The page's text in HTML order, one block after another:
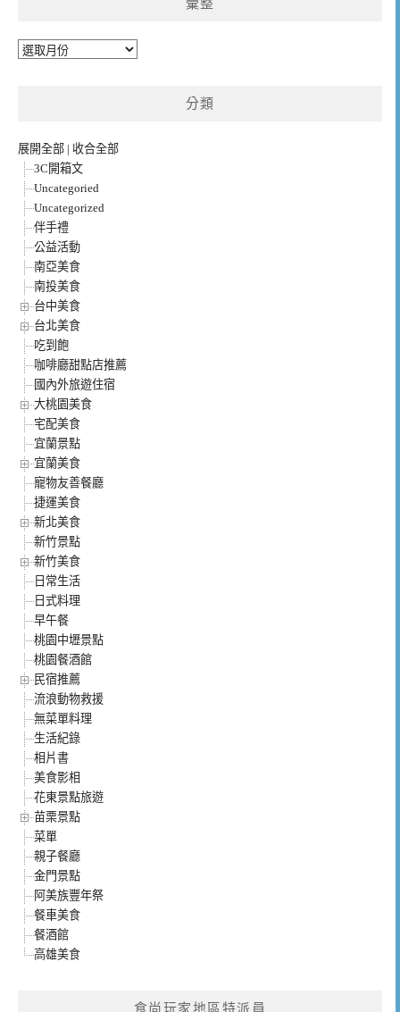
彙整
彙
分類
展開全部 | 收合全部
3C開箱文
Uncategoried
Uncategorized
伴手禮
公益活動
南亞美食
南投美食
台中美食
台北美食
吃到飽
咖啡廳甜點店推薦
國內外旅遊住宿
大桃園美食
宅配美食
宜蘭景點
宜蘭美食
寵物友善餐廳
捷運美食
新北美食
新竹景點
新竹美食
日常生活
日式料理
早午餐
桃園中壢景點
桃園餐酒館
民宿推薦
流浪動物救援
無菜單料理
生活紀錄
相片書
美食影相
花東景點旅遊
苗栗景點
菜單
親子餐廳
金門景點
阿美族豐年祭
餐車美食
餐酒館
高雄美食
食尚玩家地區特派員